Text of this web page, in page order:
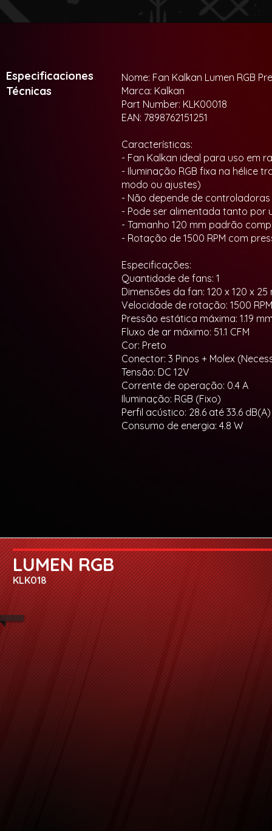
Especificaciones
Técnicas
Nome: Fan Kalkan Lumen RGB
Marca: Kalkan
Part Number: KLK00018
EAN: 7898762151251
Características:
- Fan Kalkan ideal para uso em
- Iluminação RGB fixa na hélice
modo ou ajustes)
- Não depende de
- Pode ser alimentada tanto por
- Tamanho 120 mm padrão
- Rotação de 1500 RPM com
Especificações:
Quantidade de fans: 1
Dimensões da fan: 120 x 120 x 25
Velocidade de rotação: 1500 RPM
Pressão estática máxima: 1.19
Fluxo de ar máximo: 51.1 CFM
Cor: Preto
Conector: 3 Pinos + Molex
Tensão: DC 12V
Corrente de operação: 0.4 A
Iluminação: RGB (Fixo)
Perfil acústico: 28.6 até 33.6 dB(A)
Consumo de energia: 4.8 W
LUMEN RGB
KLK018